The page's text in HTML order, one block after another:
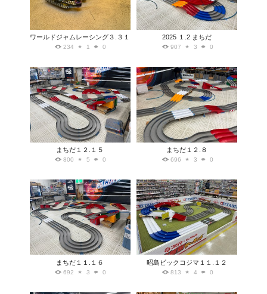
ワールドジャムレーシング３.３１
234 1 0
2025 １.2 まちだ
907 3 0
まちだ１２.１５
800 5 0
まちだ１２.８
696 3 0
まちだ１１.１６
692 3 0
昭島ビックコジマ１１.１２
813 4 0